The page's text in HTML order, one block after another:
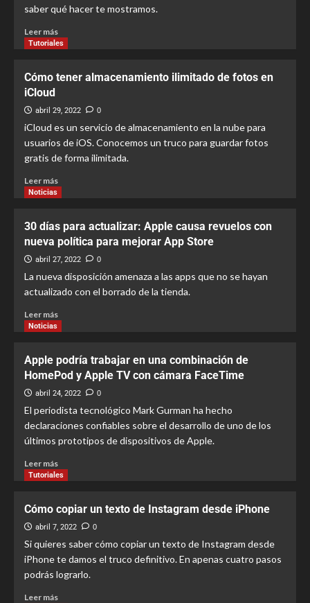
saber qué hacer te mostramos.
Leer más
Tutoriales
Cómo tener almacenamiento ilimitado de fotos en
iCloud
abril 29, 2022 0
iCloud es un servicio de almacenamiento en la nube para
usuarios de iOS. Conocemos un truco para guardar fotos
gratis de forma ilimitada.
Leer más
Noticias
30 días para actualizar: Apple causa revuelos con
nueva política para mejorar App Store
abril 27, 2022 0
La nueva disposición amenaza a las apps que no se hayan
actualizado con el borrado de la tienda.
Leer más
Noticias
Apple podría trabajar en una combinación de
HomePod y Apple TV con cámara FaceTime
abril 24, 2022 0
El periodista tecnológico Mark Gurman ha hecho
declaraciones confiables sobre el desarrollo de uno de los
últimos prototipos de dispositivos de Apple.
Leer más
Tutoriales
Cómo copiar un texto de Instagram desde iPhone
abril 7, 2022 0
Si quieres saber cómo copiar un texto de Instagram desde
iPhone te damos el truco definitivo. En apenas cuatro pasos
podrás lograrlo.
Leer más